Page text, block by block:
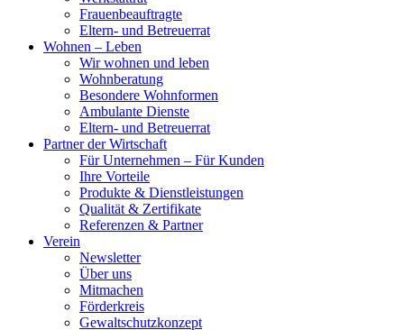
Frauenbeauftragte
Eltern- und Betreuerrat
Wohnen – Leben
Wir wohnen und leben
Wohnberatung
Besondere Wohnformen
Ambulante Dienste
Eltern- und Betreuerrat
Partner der Wirtschaft
Für Unternehmen – Für Kunden
Ihre Vorteile
Produkte & Dienstleistungen
Qualität & Zertifikate
Referenzen & Partner
Verein
Newsletter
Über uns
Mitmachen
Förderkreis
Gewaltschutzkonzept